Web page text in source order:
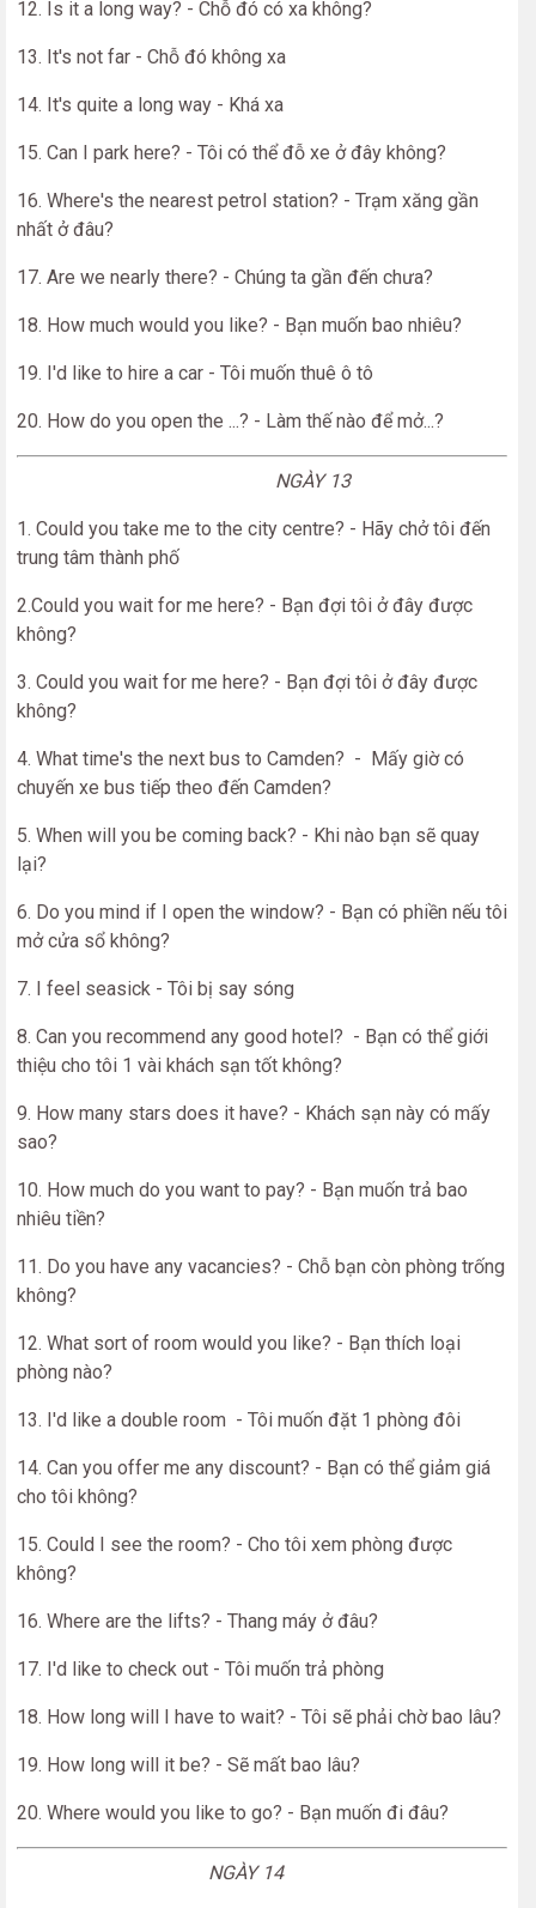
12. Is it a long way? - Chỗ đó có xa không?
13. It's not far - Chỗ đó không xa
14. It's quite a long way - Khá xa
15. Can I park here? - Tôi có thể đỗ xe ở đây không?
16. Where's the nearest petrol station? - Trạm xăng gần
nhất ở đâu?
17. Are we nearly there? - Chúng ta gần đến chưa?
18. How much would you like? - Bạn muốn bao nhiêu?
19. I'd like to hire a car - Tôi muốn thuê ô tô
20. How do you open the ...? - Làm thế nào để mở...?
NGÀY 13
1. Could you take me to the city centre? - Hãy chở tôi đến
trung tâm thành phố
2.Could you wait for me here? - Bạn đợi tôi ở đây được
không?
3. Could you wait for me here? - Bạn đợi tôi ở đây được
không?
4. What time's the next bus to Camden? - Mấy giờ có
chuyến xe bus tiếp theo đến Camden?
5. When will you be coming back? - Khi nào bạn sẽ quay
lại?
6. Do you mind if I open the window? - Bạn có phiền nếu tôi
mở cửa sổ không?
7. I feel seasick - Tôi bị say sóng
8. Can you recommend any good hotel? - Bạn có thể giới
thiệu cho tôi 1 vài khách sạn tốt không?
9. How many stars does it have? - Khách sạn này có mấy
sao?
10. How much do you want to pay? - Bạn muốn trả bao
nhiêu tiền?
11. Do you have any vacancies? - Chỗ bạn còn phòng trống
không?
12. What sort of room would you like? - Bạn thích loại
phòng nào?
13. I'd like a double room - Tôi muốn đặt 1 phòng đôi
14. Can you offer me any discount? - Bạn có thể giảm giá
cho tôi không?
15. Could I see the room? - Cho tôi xem phòng được
không?
16. Where are the lifts? - Thang máy ở đâu?
17. I'd like to check out - Tôi muốn trả phòng
18. How long will I have to wait? - Tôi sẽ phải chờ bao lâu?
19. How long will it be? - Sẽ mất bao lâu?
20. Where would you like to go? - Bạn muốn đi đâu?
NGÀY 14